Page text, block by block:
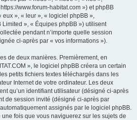
www.forum-habitat.com ») et phpBB
», « leur », « logiciel phpBB »,
Limited », « Équipes phpBB ») utilisent
pendant n’importe quelle session
ci-après par « vos informations »).
de deux manières. Premièrement, en
», le logiciel phpBB créera un certain
petits fichiers textes téléchargés dans les
Internet de votre ordinateur. Les deux
qu’un identifiant utilisateur (désigné ci-après
de session invité (désigné ci-après par
assignés par le logiciel phpBB.
fois que vous naviguerez sur les sujets de